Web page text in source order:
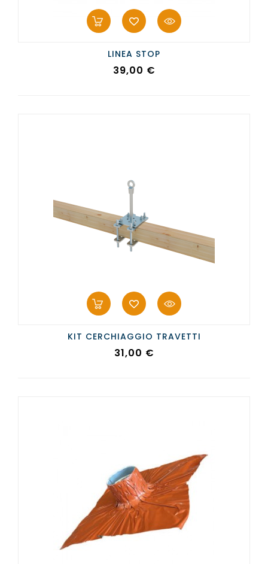
LINEA STOP
Prezzo
39,00 €
KIT CERCHIAGGIO TRAVETTI
Prezzo
31,00 €